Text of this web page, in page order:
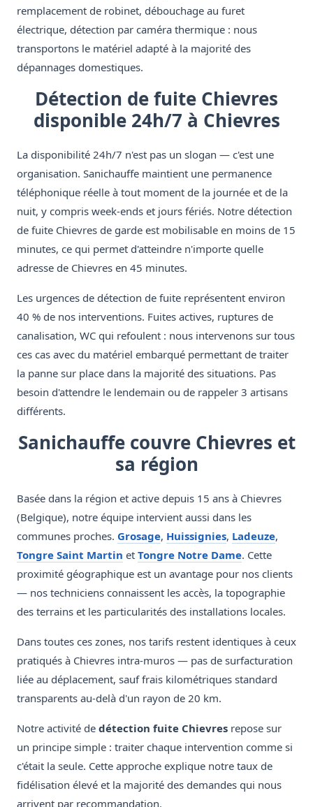
remplacement de robinet, débouchage au furet
électrique, détection par caméra thermique : nous
transportons le matériel adapté à la majorité des
dépannages domestiques.
Détection de fuite Chievres
disponible 24h/7 à Chievres
La disponibilité 24h/7 n'est pas un slogan — c'est une
organisation. Sanichauffe maintient une permanence
téléphonique réelle à tout moment de la journée et de la
nuit, y compris week-ends et jours fériés. Notre détection
de fuite Chievres de garde est mobilisable en moins de 15
minutes, ce qui permet d'atteindre n'importe quelle
adresse de Chievres en 45 minutes.
Les urgences de détection de fuite représentent environ
40 % de nos interventions. Fuites actives, ruptures de
canalisation, WC qui refoulent : nous intervenons sur tous
ces cas avec du matériel embarqué permettant de traiter
la panne sur place dans la majorité des situations. Pas
besoin d'attendre le lendemain ou de rappeler 3 artisans
différents.
Sanichauffe couvre Chievres et
sa région
Basée dans la région et active depuis 15 ans à Chievres
(Belgique), notre équipe intervient aussi dans les
communes proches. Grosage, Huissignies, Ladeuze,
Tongre Saint Martin et Tongre Notre Dame. Cette
proximité géographique est un avantage pour nos clients
— nos techniciens connaissent les accès, la topographie
des terrains et les particularités des installations locales.
Dans toutes ces zones, nos tarifs restent identiques à ceux
pratiqués à Chievres intra-muros — pas de surfacturation
liée au déplacement, sauf frais kilométriques standard
transparents au-delà d'un rayon de 20 km.
Notre activité de détection fuite Chievres repose sur
un principe simple : traiter chaque intervention comme si
c'était la seule. Cette approche explique notre taux de
fidélisation élevé et la majorité des demandes qui nous
arrivent par recommandation.